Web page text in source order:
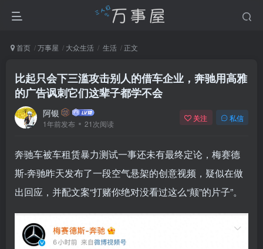
首页 万事屋 大众生活 生活 正文
比起只会下三滥攻击别人的借车企业，奔驰用高雅
的广告讽刺它们这辈子都学不会
阿银
1年前发布 21次阅读
关注 私信
奔驰车被车租赁暴力测试一事还未有最终定论，梅赛德
斯-奔驰昨天发布了一段空气悬架的创意视频，疑似在做
出回应，并配文案“打赌你绝对没看过这么“颠”的片子”。